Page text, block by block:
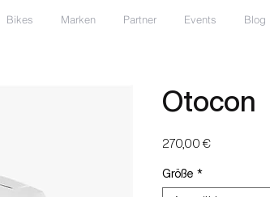
Bikes Marken Partner Events Blog
Otocon
270,00 €Preis
Größe *